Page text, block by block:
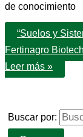
de conocimiento
“Suelos y
Fertinagro
Leer más »
Buscar por: